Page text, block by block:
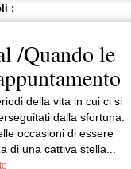
:
/Quando le
della vita in cui ci si
dalla sfortuna.
occasioni di essere
di una cattiva stella...